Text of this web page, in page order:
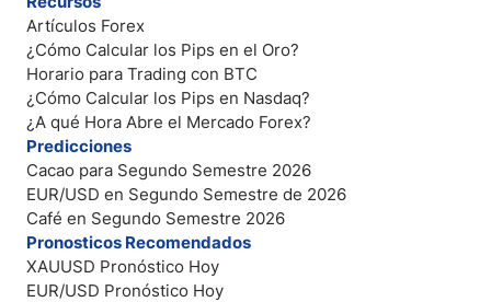
Artículos Forex
¿Cómo Calcular los Pips en el Oro?
Horario para Trading con BTC
¿Cómo Calcular los Pips en Nasdaq?
¿A qué Hora Abre el Mercado Forex?
Predicciones
Cacao para Segundo Semestre 2026
EUR/USD en Segundo Semestre de 2026
Café en Segundo Semestre 2026
Pronosticos Recomendados
XAUUSD Pronóstico Hoy
EUR/USD Pronóstico Hoy